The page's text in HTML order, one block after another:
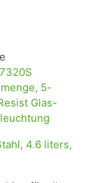
4.6 liters,